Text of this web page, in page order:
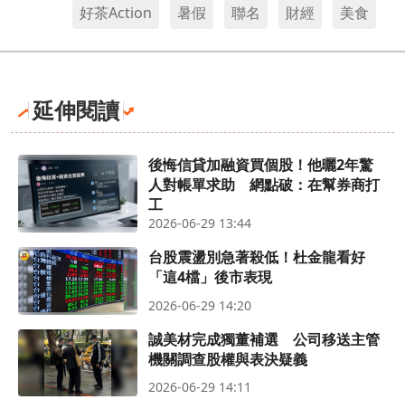
好茶Action 暑假 聯名 財經 美食
延伸閱讀
後悔信貸加融資買個股！他曬2年驚
人對帳單求助 網點破：在幫券商打
工
2026-06-29 13:44
台股震盪別急著殺低！杜金龍看好
「這4檔」後市表現
2026-06-29 14:20
誠美材完成獨董補選 公司移送主管
機關調查股權與表決疑義
2026-06-29 14:11